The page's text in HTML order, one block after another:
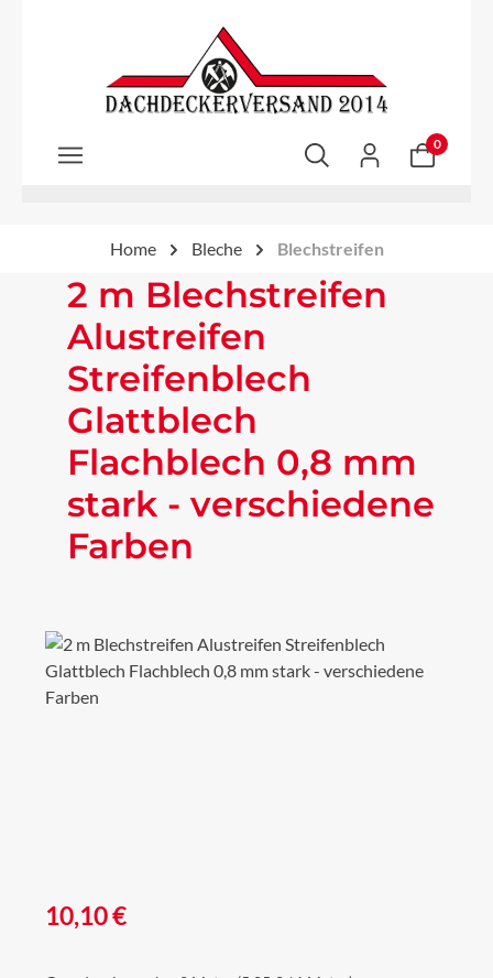
Zum Hauptinhalt springen
0
Home Bleche Blechstreifen
2 m Blechstreifen
Alustreifen
Streifenblech
Glattblech
Flachblech 0,8 mm
stark - verschiedene
Farben
Bildergalerie überspringen
Regulärer Preis:
10,10 €